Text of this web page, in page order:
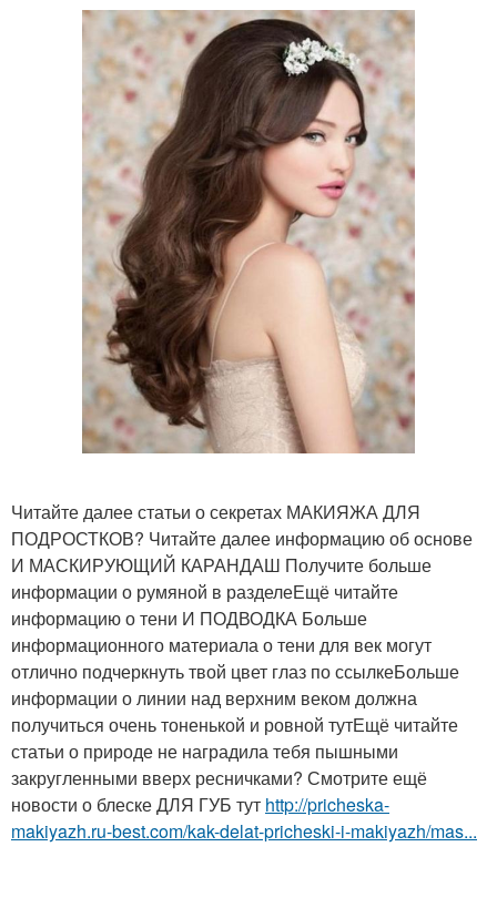
Читайте далее статьи о секретах МАКИЯЖА ДЛЯ
ПОДРОСТКОВ? Читайте далее информацию об основе
И МАСКИРУЮЩИЙ КАРАНДАШ Получите больше
информации о румяной в разделеЕщё читайте
информацию о тени И ПОДВОДКА Больше
информационного материала о тени для век могут
отлично подчеркнуть твой цвет глаз по ссылкеБольше
информации о линии над верхним веком должна
получиться очень тоненькой и ровной тутЕщё читайте
статьи о природе не наградила тебя пышными
закругленными вверх ресничками? Смотрите ещё
новости о блеске ДЛЯ ГУБ тут http://pricheska-
makiyazh.ru-best.com/kak-delat-pricheski-i-makiyazh/mas...